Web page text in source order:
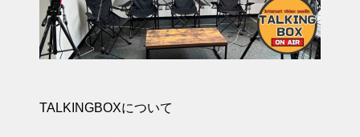
TALKINGBOXについて